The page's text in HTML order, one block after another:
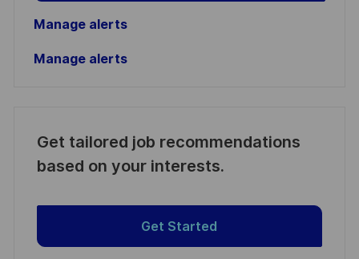
Manage alerts
Manage alerts
Get tailored job recommendations
based on your interests.
Get Started